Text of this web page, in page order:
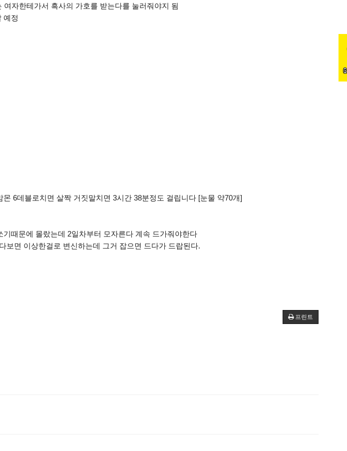
자한테가서 흑사의 가호를 받는다를 눌러줘야지 됨
예정
6데블로치면 살짝 거짓말치면 3시간 38분정도 걸립니다 [눈물 약70개]
때문에 몰랐는데 2일차부터 모자른다 계속 드가줘야한다
보면 이상한걸로 변신하는데 그거 잡으면 드다가 드랍된다.
프린트